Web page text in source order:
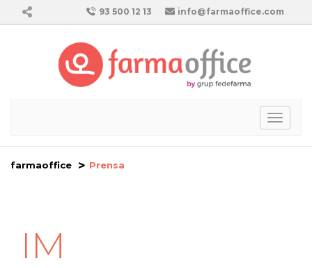
93 500 12 13 info@farmaoffice.com
farmaoffice Prensa
IM